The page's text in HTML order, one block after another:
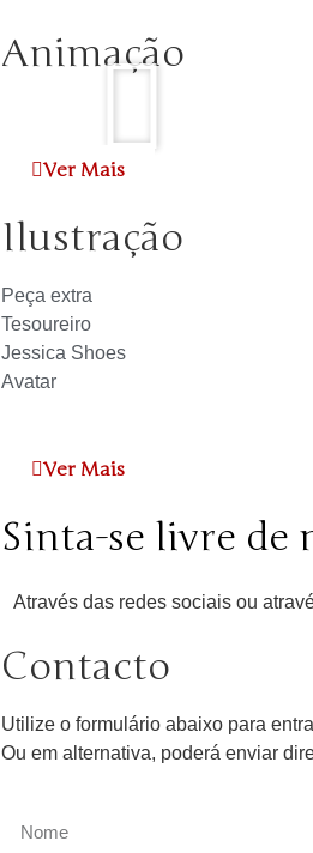
Animação
Ver Mais
Ilustração
Peça extra
Tesoureiro
Jessica Shoes
Avatar
Ver Mais
Sinta-se livre de
Através das redes sociais ou
Contacto
Utilize o formulário abaixo para
Ou em alternativa, poderá enviar